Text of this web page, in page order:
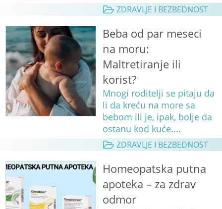
ZDRAVLJE I BEZBEDNOST
Beba od par meseci
na moru:
Maltretiranje ili
korist?
Mnogi roditelji se pitaju da
li da kreću na more sa
bebom ili je, ipak, bolje da
ostanu kod kuće....
ZDRAVLJE I BEZBEDNOST
Homeopatska putna
apoteka – za zdrav
odmor